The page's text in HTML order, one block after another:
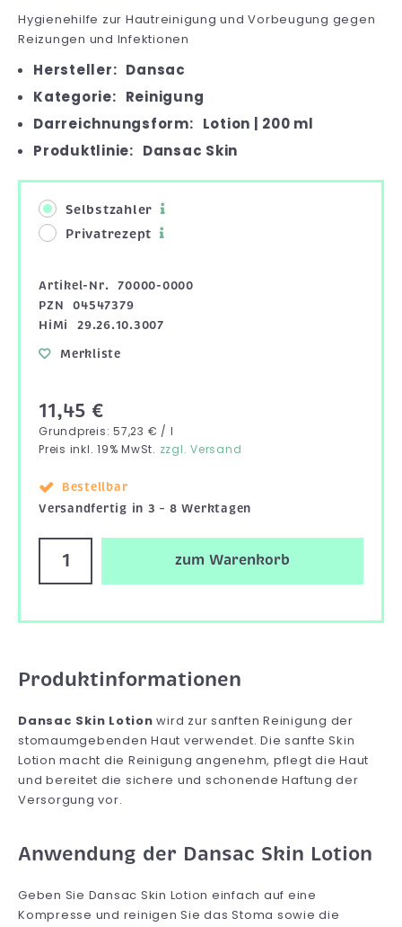
Hygienehilfe zur Hautreinigung und Vorbeugung gegen
Reizungen und Infektionen
Hersteller: Dansac
Kategorie: Reinigung
Darreichnungsform: Lotion | 200 ml
Produktlinie: Dansac Skin
Selbstzahler
Privatrezept
Artikel-Nr.
70000-0000
PZN
04547379
HiMi
29.26.10.3007
Merkliste
11,45 €
Grundpreis: 57,23 € / l
Preis inkl. 19% MwSt. zzgl. Versand
Bestellbar
Versandfertig in 3 – 8 Werktagen
zum Warenkorb
Produktinformationen
Dansac Skin Lotionwird zur sanften Reinigung der
stomaumgebenden Haut verwendet. Die sanfte Skin
Lotion macht die Reinigung angenehm, pflegt die Haut
und bereitet die sichere und schonende Haftung der
Versorgung vor.
Anwendung der Dansac Skin Lotion
Geben Sie Dansac Skin Lotion einfach auf eine
Kompresse und reinigen Sie das Stoma sowie die